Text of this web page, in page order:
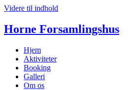
Videre til indhold
Horne Forsamlingshus
Hjem
Aktiviteter
Booking
Galleri
Om os